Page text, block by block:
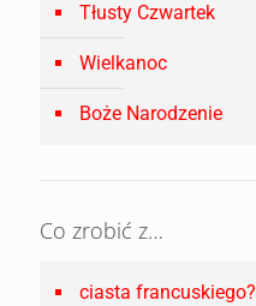
Tłusty Czwartek
Wielkanoc
Boże Narodzenie
Co zrobić z…
ciasta francuskiego?